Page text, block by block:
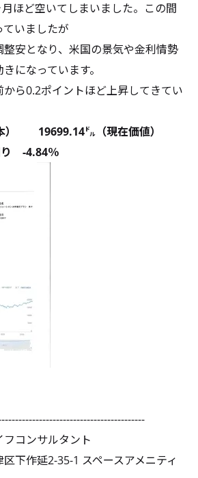
ど空いてしまいました。この間
いましたが
安となり、米国の景気や金利情勢
になっています。
ら0.2ポイントほど上昇してきてい
） 19699.14㌦（現在価値）
-4.84％
コンサルタント
下作延2-35-1 スペースアメニティ